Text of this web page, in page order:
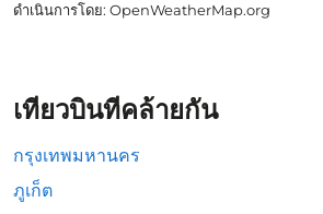
ดำเนินการโดย: OpenWeatherMap.org
เที่ยวบินที่คล้ายกัน
กรุงเทพมหานคร
ภูเก็ต